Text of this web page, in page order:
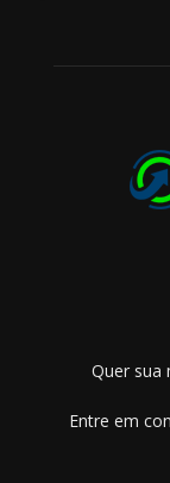
Quer sua
Entre em